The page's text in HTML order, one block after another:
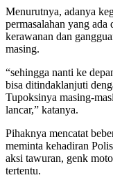
Menurutnya, adanya
permasalahan yang ada
kerawanan dan
masing.
“sehingga nanti ke
bisa ditindaklanjuti
Tupoksinya masing-
lancar,” katanya.
Pihaknya mencatat
meminta kehadiran
aksi tawuran, genk
tertentu.